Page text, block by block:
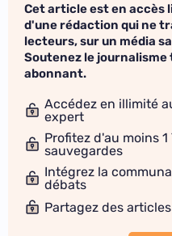
Cet article est en accès
d'une rédaction qui ne
lecteurs, sur un média
Soutenez le journalisme
abonnant.
Accédez en illimité
expert
Profitez d'au moins
sauvegardes
Intégrez la
débats
Partagez des